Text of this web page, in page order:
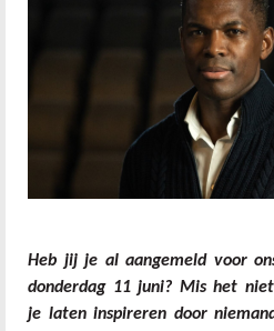
Heb jij je al aangemeld voor
donderdag 11 juni? Mis het
je laten inspireren door